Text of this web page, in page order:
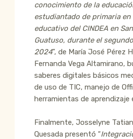
conocimiento de la
estudiantado de primaria en
educativo del CINDEA en
Guatuso, durante el
2024”, de María José Pérez
Fernanda Vega Altamirano,
saberes digitales básicos
de uso de TIC, manejo de
herramientas de aprendizaje
Finalmente, Josselyne
Quesada presentó “